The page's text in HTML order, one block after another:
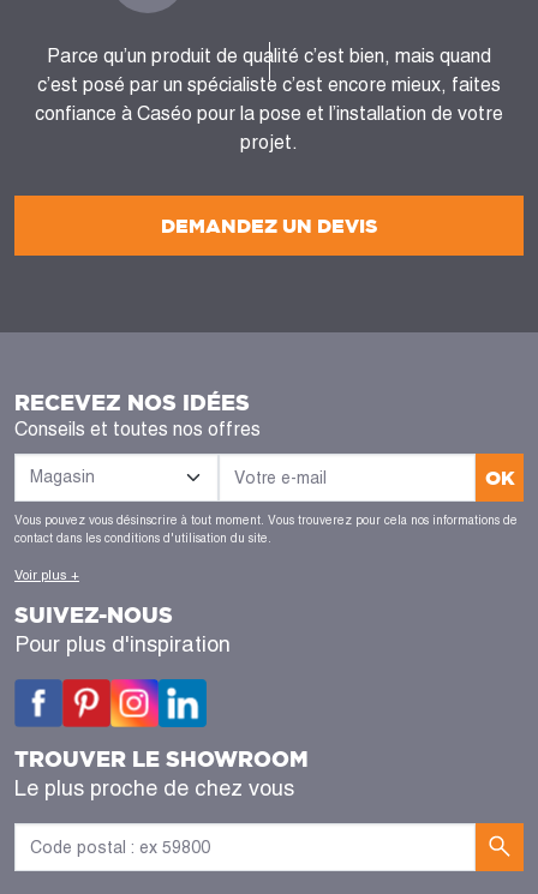
DEMANDEZ UN DEVIS
Parce qu’un produit de qualité c’est bien, mais quand
c’est posé par un spécialiste c’est encore mieux, faites
confiance à Caséo pour la pose et l’installation de votre
projet.
RECEVEZ NOS IDÉES
Conseils et toutes nos offres
OK
Vous pouvez vous désinscrire à tout moment. Vous trouverez pour cela nos informations de
contact dans les conditions d'utilisation du site.
Voir plus +
SUIVEZ-NOUS
Pour plus d'inspiration
TROUVER LE SHOWROOM
Le plus proche de chez vous